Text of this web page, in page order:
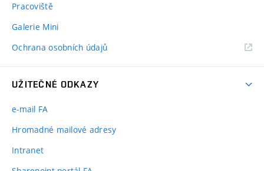
Pracoviště
Galerie Mini
Ochrana osobních údajů
UŽITEČNÉ ODKAZY
e-mail FA
Hromadné mailové adresy
Intranet